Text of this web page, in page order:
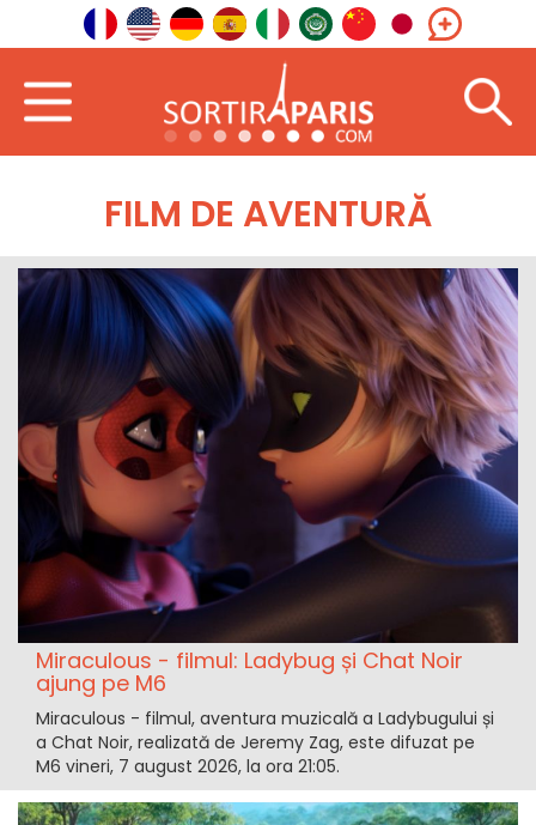
FILM DE AVENTURĂ
Miraculous - filmul: Ladybug și Chat Noir
ajung pe M6
Miraculous - filmul, aventura muzicală a Ladybugului și
a Chat Noir, realizată de Jeremy Zag, este difuzat pe
M6 vineri, 7 august 2026, la ora 21:05.